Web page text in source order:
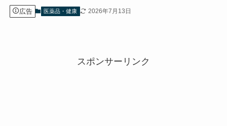
広告 医薬品・健康 2026年7月13日
スポンサーリンク